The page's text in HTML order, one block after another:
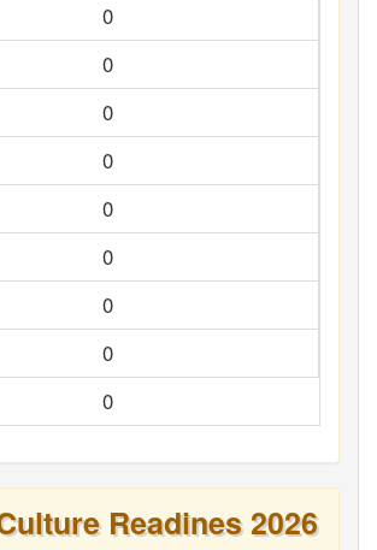
0
0
0
0
0
0
0
0
0
Readines 2026